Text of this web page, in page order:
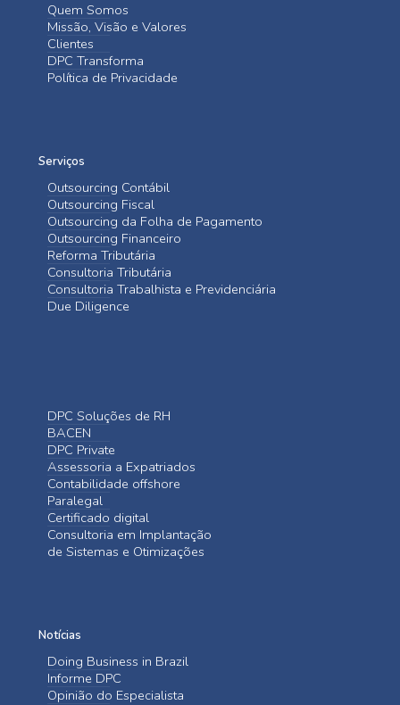
Quem Somos
Missão, Visão e Valores
Clientes
DPC Transforma
Política de Privacidade
Serviços
Outsourcing Contábil
Outsourcing Fiscal
Outsourcing da Folha de Pagamento
Outsourcing Financeiro
Reforma Tributária
Consultoria Tributária
Consultoria Trabalhista e Previdenciária
Due Diligence
DPC Soluções de RH
BACEN
DPC Private
Assessoria a Expatriados
Contabilidade offshore
Paralegal
Certificado digital
Consultoria em Implantação
de Sistemas e Otimizações
Notícias
Doing Business in Brazil
Informe DPC
Opinião do Especialista